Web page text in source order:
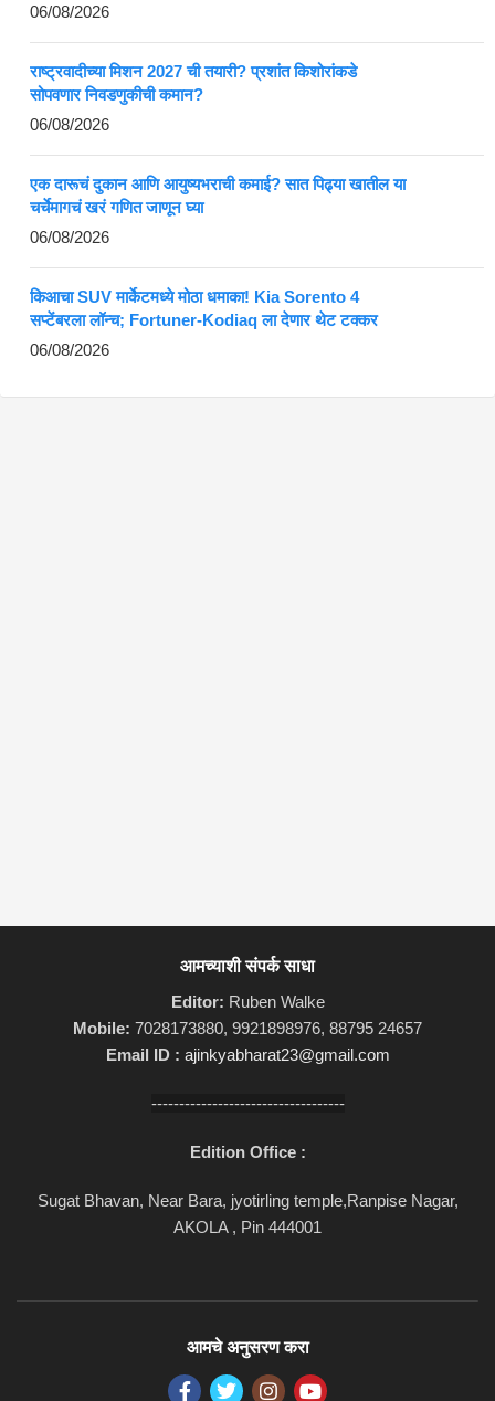
06/08/2026
राष्ट्रवादीच्या मिशन 2027 ची तयारी? प्रशांत किशोरांकडे
सोपवणार निवडणुकीची कमान?
06/08/2026
एक दारूचं दुकान आणि आयुष्यभराची कमाई? सात पिढ्या खातील या
चर्चेमागचं खरं गणित जाणून घ्या
06/08/2026
किआचा SUV मार्केटमध्ये मोठा धमाका! Kia Sorento 4
सप्टेंबरला लॉन्च; Fortuner-Kodiaq ला देणार थेट टक्कर
06/08/2026
आमच्याशी संपर्क साधा
Editor: Ruben Walke
Mobile: 7028173880, 9921898976, 88795 24657
Email ID : ajinkyabharat23@gmail.com
-----------------------------------
Edition Office :
Sugat Bhavan, Near Bara, jyotirling temple,Ranpise Nagar,
AKOLA , Pin 444001
आमचे अनुसरण करा